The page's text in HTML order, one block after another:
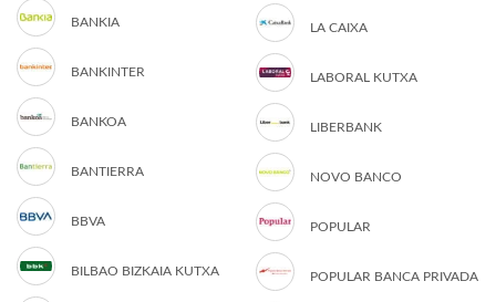
BANKIA
BANKINTER
BANKOA
BANTIERRA
BBVA
BILBAO BIZKAIA KUTXA
LA CAIXA
LABORAL KUTXA
LIBERBANK
NOVO BANCO
POPULAR
POPULAR BANCA PRIVADA